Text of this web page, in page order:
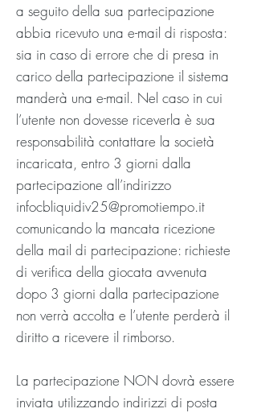
a seguito della sua partecipazione
abbia ricevuto una e-mail di risposta:
sia in caso di errore che di presa in
carico della partecipazione il sistema
manderà una e-mail. Nel caso in cui
l’utente non dovesse riceverla è sua
responsabilità contattare la società
incaricata, entro 3 giorni dalla
partecipazione all’indirizzo
infocbliquidiv25@promotiempo.it
comunicando la mancata ricezione
della mail di partecipazione: richieste
di verifica della giocata avvenuta
dopo 3 giorni dalla partecipazione
non verrà accolta e l’utente perderà il
diritto a ricevere il rimborso.
La partecipazione NON dovrà essere
inviata utilizzando indirizzi di posta